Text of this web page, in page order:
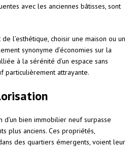
avec les anciennes bâtisses, sont
l’esthétique, choisir une maison ou un
synonyme d’économies sur la
à la sérénité d’un espace sans
particulièrement attrayante.
bien immobilier neuf surpasse
plus anciens. Ces propriétés,
des quartiers émergents, voient leur